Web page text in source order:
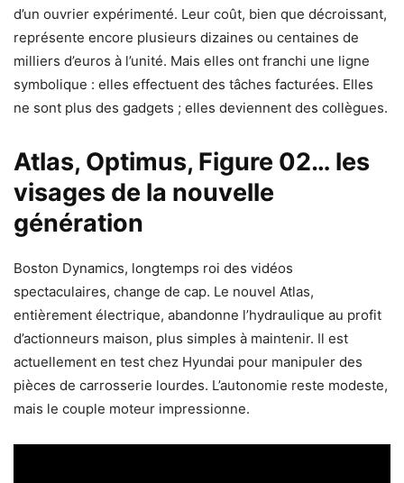
d’un ouvrier expérimenté. Leur coût, bien que décroissant,
représente encore plusieurs dizaines ou centaines de
milliers d’euros à l’unité. Mais elles ont franchi une ligne
symbolique : elles effectuent des tâches facturées. Elles
ne sont plus des gadgets ; elles deviennent des collègues.
Atlas, Optimus, Figure 02… les
visages de la nouvelle
génération
Boston Dynamics, longtemps roi des vidéos
spectaculaires, change de cap. Le nouvel Atlas,
entièrement électrique, abandonne l’hydraulique au profit
d’actionneurs maison, plus simples à maintenir. Il est
actuellement en test chez Hyundai pour manipuler des
pièces de carrosserie lourdes. L’autonomie reste modeste,
mais le couple moteur impressionne.